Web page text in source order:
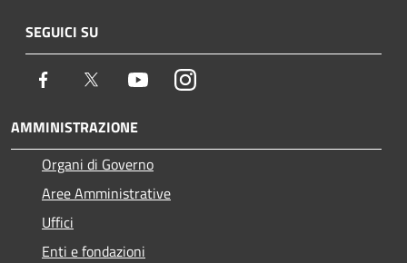
SEGUICI SU
Facebook Twitter YoutubeInstagram
AMMINISTRAZIONE
Organi di Governo
Aree Amministrative
Uffici
Enti e fondazioni